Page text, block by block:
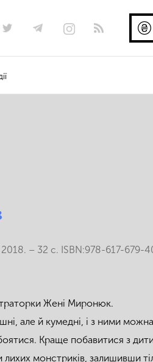
– 32 с. ISBN:978-617-679-
Жені Миронюк.
але й кумедні, і з ними
Краще побавитися з
монстриків, залишивши